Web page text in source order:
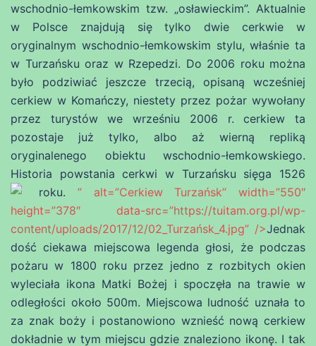
wschodnio-łemkowskim tzw. „osławieckim”. Aktualnie
w Polsce znajdują się tylko dwie cerkwie w
oryginalnym wschodnio-łemkowskim stylu, właśnie ta
w Turzańsku oraz w Rzepedzi. Do 2006 roku można
było podziwiać jeszcze trzecią, opisaną wcześniej
cerkiew w Komańczy, niestety przez pożar wywołany
przez turystów we wrześniu 2006 r. cerkiew ta
pozostaje już tylko, albo aż wierną repliką
oryginalenego obiektu wschodnio-łemkowskiego.
Historia powstania cerkwi w Turzańsku sięga 1526
roku. ” alt=”Cerkiew Turzańsk” width=”550″
height=”378″ data-src=”https://tuitam.org.pl/wp-
content/uploads/2017/12/02_Turzańsk_4.jpg” />Jednak
dość ciekawa miejscowa legenda głosi, że podczas
pożaru w 1800 roku przez jedno z rozbitych okien
wyleciała ikona Matki Bożej i spoczęła na trawie w
odległości około 500m. Miejscowa ludność uznała to
za znak boży i postanowiono wznieść nową cerkiew
dokładnie w tym miejscu gdzie znaleziono ikonę. I tak